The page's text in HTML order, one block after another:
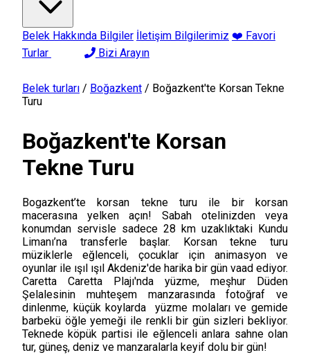
Belek Hakkında Bilgiler İletişim Bilgilerimiz ❤️ Favori
Turlar
Bizi Arayın
Belek turları / Boğazkent / Boğazkent'te Korsan Tekne
Turu
Boğazkent'te Korsan
Tekne Turu
Bogazkent’te korsan tekne turu ile bir korsan
macerasına yelken açın! Sabah otelinizden veya
konumdan servisle sadece 28 km uzaklıktaki Kundu
Limanı’na transferle başlar. Korsan tekne turu
müziklerle eğlenceli, çocuklar için animasyon ve
oyunlar ile ışıl ışıl Akdeniz'de harika bir gün vaad ediyor.
Caretta Caretta Plajı'nda yüzme, meşhur Düden
Şelalesinin muhteşem manzarasında fotoğraf ve
dinlenme, küçük koylarda yüzme molaları ve gemide
barbekü öğle yemeği ile renkli bir gün sizleri bekliyor.
Teknede köpük partisi ile eğlenceli anlara sahne olan
tur, güneş, deniz ve manzaralarla keyif dolu bir gün!